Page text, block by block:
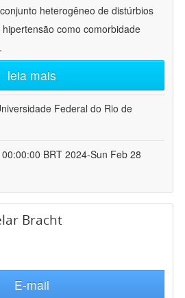
heterogêneo de distúrbios
como comorbidade
leia mais
Federal do Rio de
BRT 2024-Sun Feb 28
Bracht
E-mail